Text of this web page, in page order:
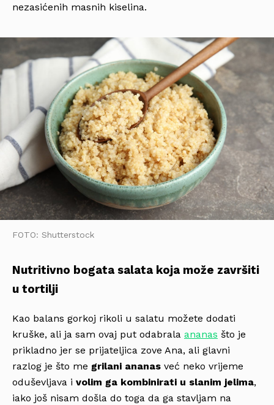
nezasićenih masnih kiselina.
FOTO: Shutterstock
Nutritivno bogata salata koja može završiti
u tortilji
Kao balans gorkoj rikoli u salatu možete dodati
kruške, ali ja sam ovaj put odabrala ananas što je
prikladno jer se prijateljica zove Ana, ali glavni
razlog je što me grilani ananas već neko vrijeme
oduševljava i volim ga kombinirati u slanim jelima,
iako još nisam došla do toga da ga stavljam na